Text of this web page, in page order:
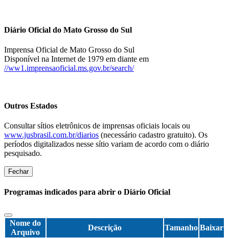
Diário Oficial do Mato Grosso do Sul
Imprensa Oficial de Mato Grosso do Sul
Disponível na Internet de 1979 em diante em
//ww1.imprensaoficial.ms.gov.br/search/
Outros Estados
Consultar sítios eletrônicos de imprensas oficiais locais ou
www.jusbrasil.com.br/diarios (necessário cadastro gratuito). Os
períodos digitalizados nesse sítio variam de acordo com o diário
pesquisado.
Fechar
Programas indicados para abrir o Diário Oficial
Nome do
Arquivo
Descrição Tamanho Baixar